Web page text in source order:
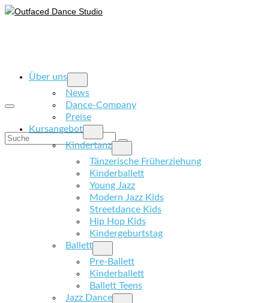
Suche
Über uns
News
Dance-Company
Preise
Kursangebot
Kindertanz
Tänzerische Früherziehung
Kinderballett
Young Jazz
Modern Jazz Kids
Streetdance Kids
Hip Hop Kids
Kindergeburtstag
Ballett
Pre-Ballett
Kinderballett
Ballett Teens
Jazz Dance